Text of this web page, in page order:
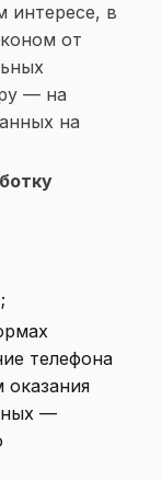
интересе, в
от
— на
на
телефона
оказания
—